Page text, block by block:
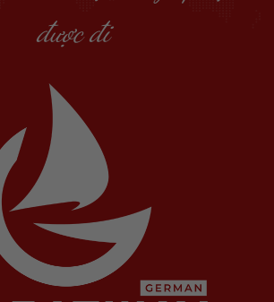
được đi